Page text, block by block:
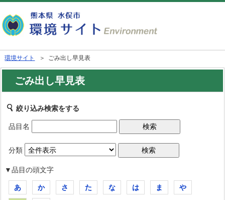
環境サイト ＞ ごみ出し早見表
ごみ出し早見表
絞り込み検索をする
品目名
分類
▼品目の頭文字
あ か さ た な は ま や